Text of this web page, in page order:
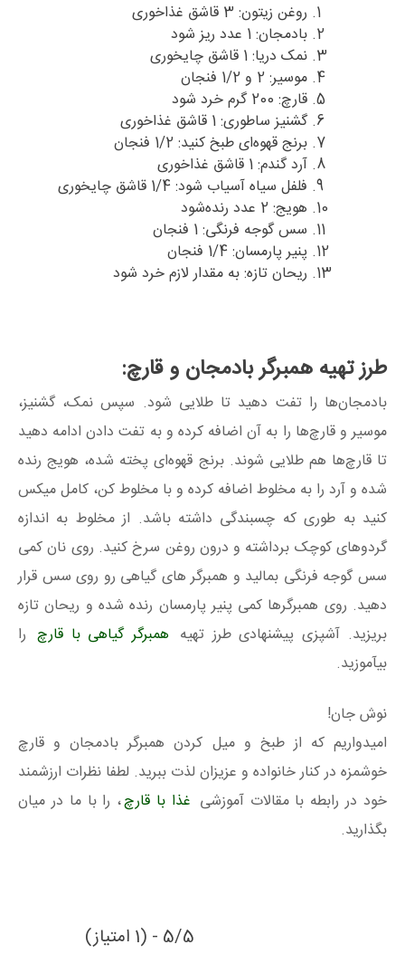
روغن زیتون: 3 قاشق غذاخوری
بادمجان: 1 عدد ریز شود
نمک دریا: 1 قاشق چایخوری
موسیر: 2 و 1/2 فنجان
قارچ: 200 گرم خرد شود
گشنیز ساطوری: 1 قاشق غذاخوری
برنج قهوه‌ای طبخ کنید: 1/2 فنجان
آرد گندم: 1 قاشق غذاخوری
فلفل سیاه آسیاب شود: 1/4 قاشق چایخوری
هویج: 2 عدد رنده‌شود
سس گوجه فرنگی: 1 فنجان
پنیر پارمسان: 1/4 فنجان
ریحان تازه: به مقدار لازم خرد شود
طرز تهیه همبرگر بادمجان و قارچ:
بادمجان‌ها را تفت دهید تا طلایی شود. سپس نمک، گشنیز،
موسیر و قارچ‌ها را به آن اضافه کرده و به تفت دادن ادامه دهید
تا قارچ‌ها هم طلایی شوند. برنج قهوه‌ای پخته شده، هویج رنده
شده و آرد را به مخلوط اضافه کرده و با مخلوط کن، کامل میکس
کنید به طوری که چسبندگی داشته باشد. از مخلوط به اندازه
گردوهای کوچک برداشته و درون روغن سرخ کنید. روی نان کمی
سس گوجه فرنگی بمالید و همبرگر های گیاهی رو روی سس قرار
دهید. روی همبرگرها کمی پنیر پارمسان رنده شده و ریحان تازه
بریزید. آشپزی پیشنهادی طرز تهیه همبرگر گیاهی با قارچ را
بیآموزید.
نوش جان!
امیدواریم که از طبخ و میل کردن همبرگر بادمجان و قارچ
خوشمزه در کنار خانواده و عزیزان لذت ببرید. لطفا نظرات ارزشمند
خود در رابطه با مقالات آموزشی غذا با قارچ، را با ما در میان
بگذارید.
5/5 - (1 امتیاز)